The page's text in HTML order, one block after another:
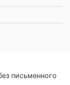
письменного